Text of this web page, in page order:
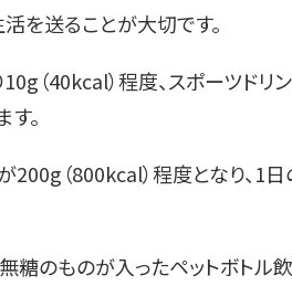
を送ることが大切です。
（40kcal）程度、スポーツドリ
。
（800kcal）程度となり、1
糖のものが入ったペットボトル飲